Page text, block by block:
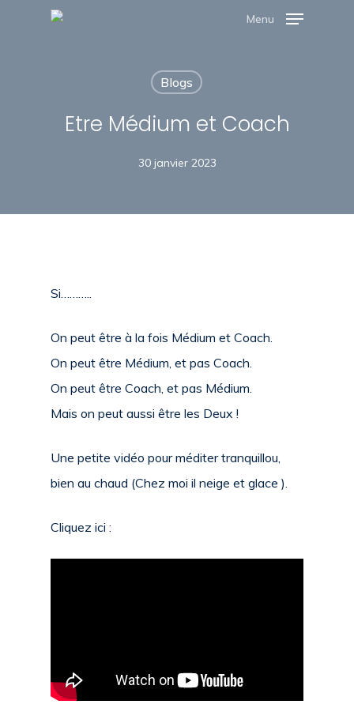
Menu
Blogs
Etre Médium et Coach
30 janvier 2023
Si………..
On peut être à la fois Médium et Coach.
On peut être Médium, et pas Coach.
On peut être Coach, et pas Médium.
Mais on peut aussi être les Deux!
Une petite vidéo pour méditer tranquillou,
bien au chaud (Chez moi il neige et glace).
Cliquezici: